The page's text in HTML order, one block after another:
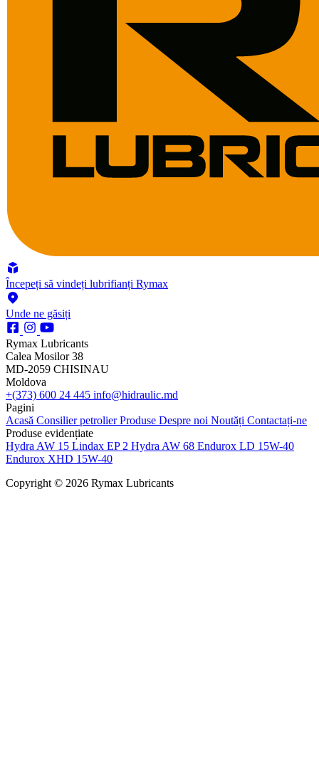
Începeți să vindeți lubrifianți Rymax
Unde ne găsiți
Rymax Lubricants
Calea Mosilor 38
MD-2059 CHISINAU
Moldova
+(373) 600 24 445 info@hidraulic.md
Pagini
Acasă Consilier petrolierProduse Despre noi Noutăți Contactați-ne
Produse evidențiate
Hydra AW 15 Lindax EP 2 Hydra AW 68 Endurox LD 15W-40
Endurox XHD 15W-40
Copyright © 2026 Rymax Lubricants